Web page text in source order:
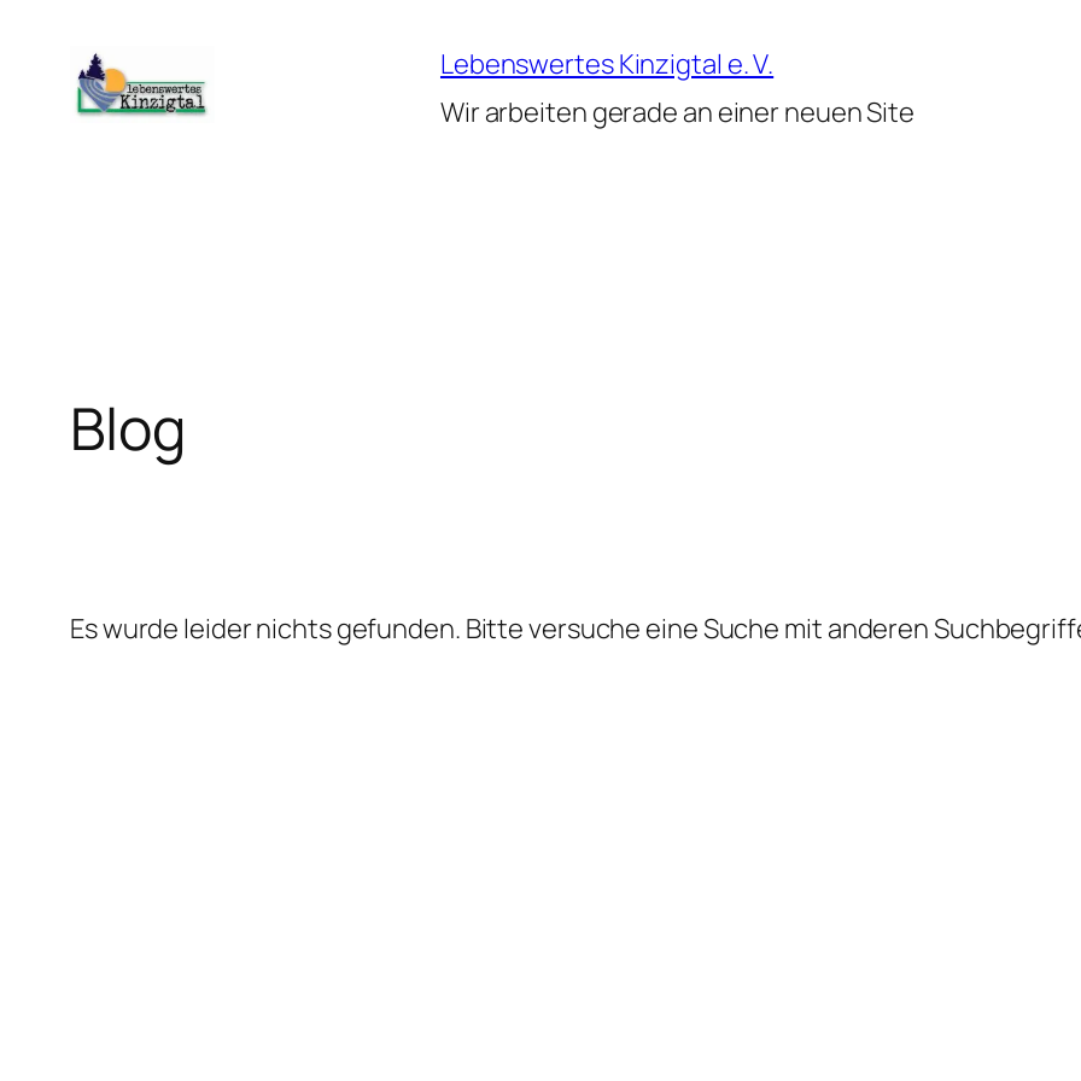
springen
Lebenswertes Kinzigtal e. V.
Wir arbeiten gerade an einer neuen Site
Blog
Es wurde leider nichts gefunden. Bitte versuche eine Suche mit anderen